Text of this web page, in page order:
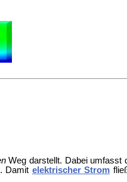
Weg darstellt. Dabei umfasst
Damit elektrischer Strom